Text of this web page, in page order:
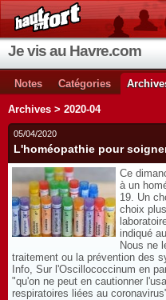
Je vis au Havre.com
Notes Catégories
Archives > 2020-04
05/04/2020
L'homéopathie pour
Ce
à un
19. Un
choix
indiqué
Nous ne
traitement ou la prévention des
Info, Sur l'Oscillococcinum en
"qu'on ne peut en cautionner
respiratoires liées au